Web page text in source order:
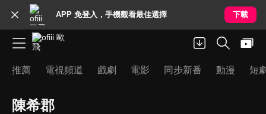
APP 免登入，手機觀看最佳選擇 下載
推薦 電視頻道 戲劇 電影 同步新番 動漫 短
陳希郡